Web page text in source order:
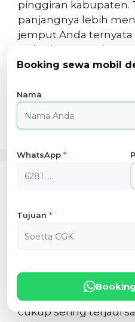
pinggiran kabupaten.
panjangnya lebih
jemput Anda
terhadap …
Read more
Drop-Off vs Pick-Up
bepergian, tapi
kesalahpahaman soal
cukup sering terjadi
Booking sewa mobil
Nama
WhatsApp *
Tujuan *